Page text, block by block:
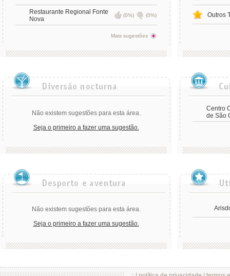
Restaurante Regional Fonte
Nova
(0%) (0%)
Mais sugestões
Outros
Não existem sugestões para esta área.
Seja o primeiro a fazer uma sugestão.
Centro
de São
Não existem sugestões para esta área.
Seja o primeiro a fazer uma sugestão.